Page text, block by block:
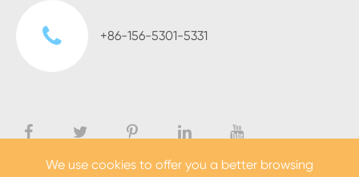
+86-156-5301-5331
We use cookies to offer you a better browsing